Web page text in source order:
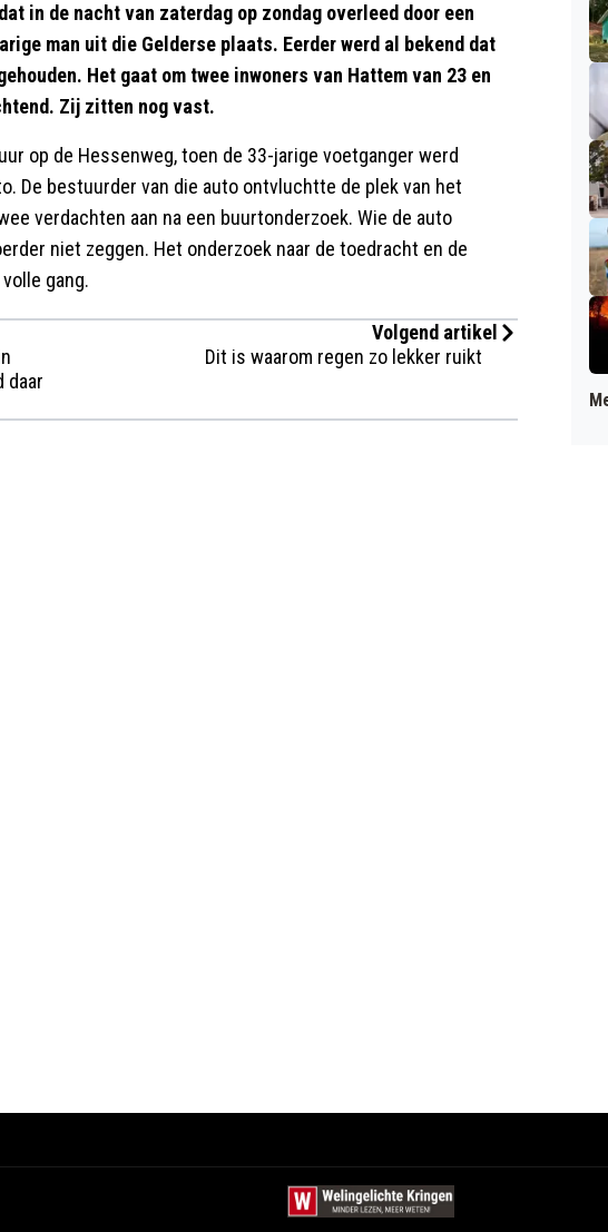
in de nacht van zaterdag op zondag overleed door een
man uit die Gelderse plaats. Eerder werd al bekend dat
Het gaat om twee inwoners van Hattem van 23 en
Zij zitten nog vast.
op de Hessenweg, toen de 33-jarige voetganger werd
De bestuurder van die auto ontvluchtte de plek van het
verdachten aan na een buurtonderzoek. Wie de auto
niet zeggen. Het onderzoek naar de toedracht en de
gang.
daar
Volgend artikel
Dit is waarom regen zo lekker ruikt